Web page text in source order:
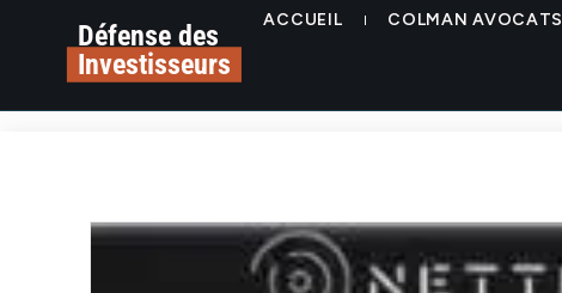
Défense des
Investisseurs
ACCUEIL COLMAN AVOCATS